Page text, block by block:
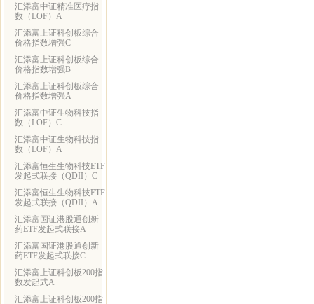
汇添富中证精准医疗指
数（LOF）A
汇添富上证科创板综合
价格指数增强C
汇添富上证科创板综合
价格指数增强B
汇添富上证科创板综合
价格指数增强A
汇添富中证生物科技指
数（LOF）C
汇添富中证生物科技指
数（LOF）A
汇添富恒生生物科技ETF
发起式联接（QDII）C
汇添富恒生生物科技ETF
发起式联接（QDII）A
汇添富国证港股通创新
药ETF发起式联接A
汇添富国证港股通创新
药ETF发起式联接C
汇添富上证科创板200指
数发起式A
汇添富上证科创板200指